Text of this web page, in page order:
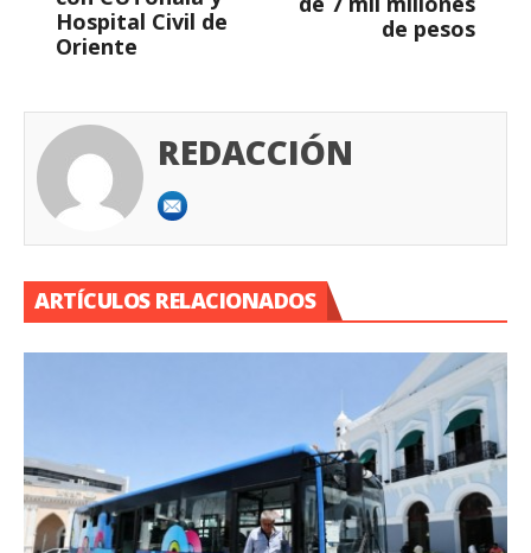
Hospital Civil de
Oriente
de pesos
REDACCIÓN
ARTÍCULOS RELACIONADOS